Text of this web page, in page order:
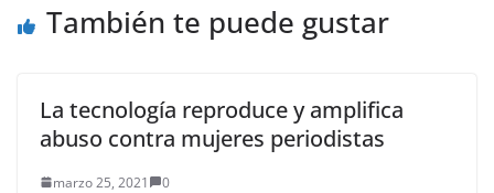
También te puede gustar
La tecnología reproduce y amplifica
abuso contra mujeres periodistas
marzo 25, 2021 0